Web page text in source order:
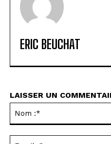
ERIC BEUCHAT
LAISSER UN